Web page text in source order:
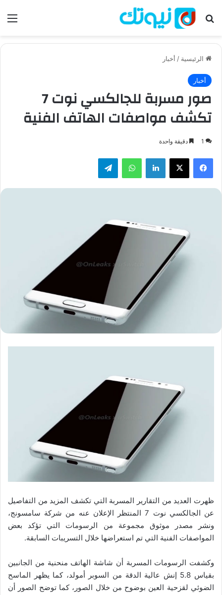
بحث عن
الرئيسية / أخبار
أخبار
صور مسربة للجالكسي نوت 7
تكشف مواصفات الهاتف الفنية
1 دقيقة واحدة
فيسبوك لينكدإن واتساب
ظهرت العديد من التقارير المسربة التي تكشف المزيد من التفاصيل
عن الجالكسي نوت 7 المنتظر الإعلان عنه من شركة سامسونج،
ونشر مصدر موثوق مجموعة من الرسومات التي تؤكد بعض
المواصفات الفنية التي تم استعراضها خلال التسريبات السابقة.
وكشفت الرسومات المسربة أن شاشة الهاتف منحنية من الجانبين
بقياس 5.8 إنش عالية الدقة من السوبر أمولد، كما يظهر الماسح
الضوئي لقزحية العين بوضوح من خلال الصور، كما توضح الصور أن